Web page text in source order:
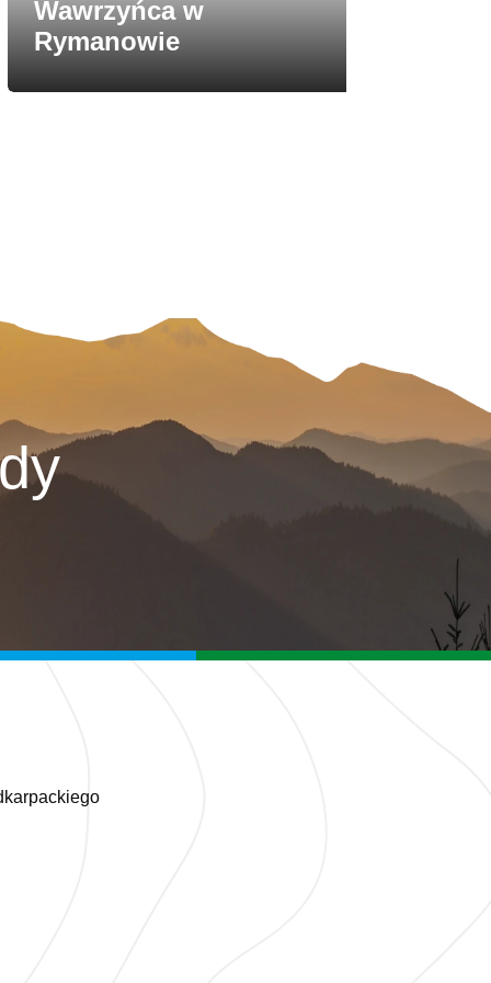
Wawrzyńca w
Rymanowie